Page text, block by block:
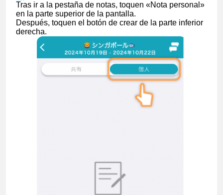
Tras ir a la pestaña de notas, toquen «Nota personal»
en la parte superior de la pantalla.
Después, toquen el botón de crear de la parte inferior
derecha.